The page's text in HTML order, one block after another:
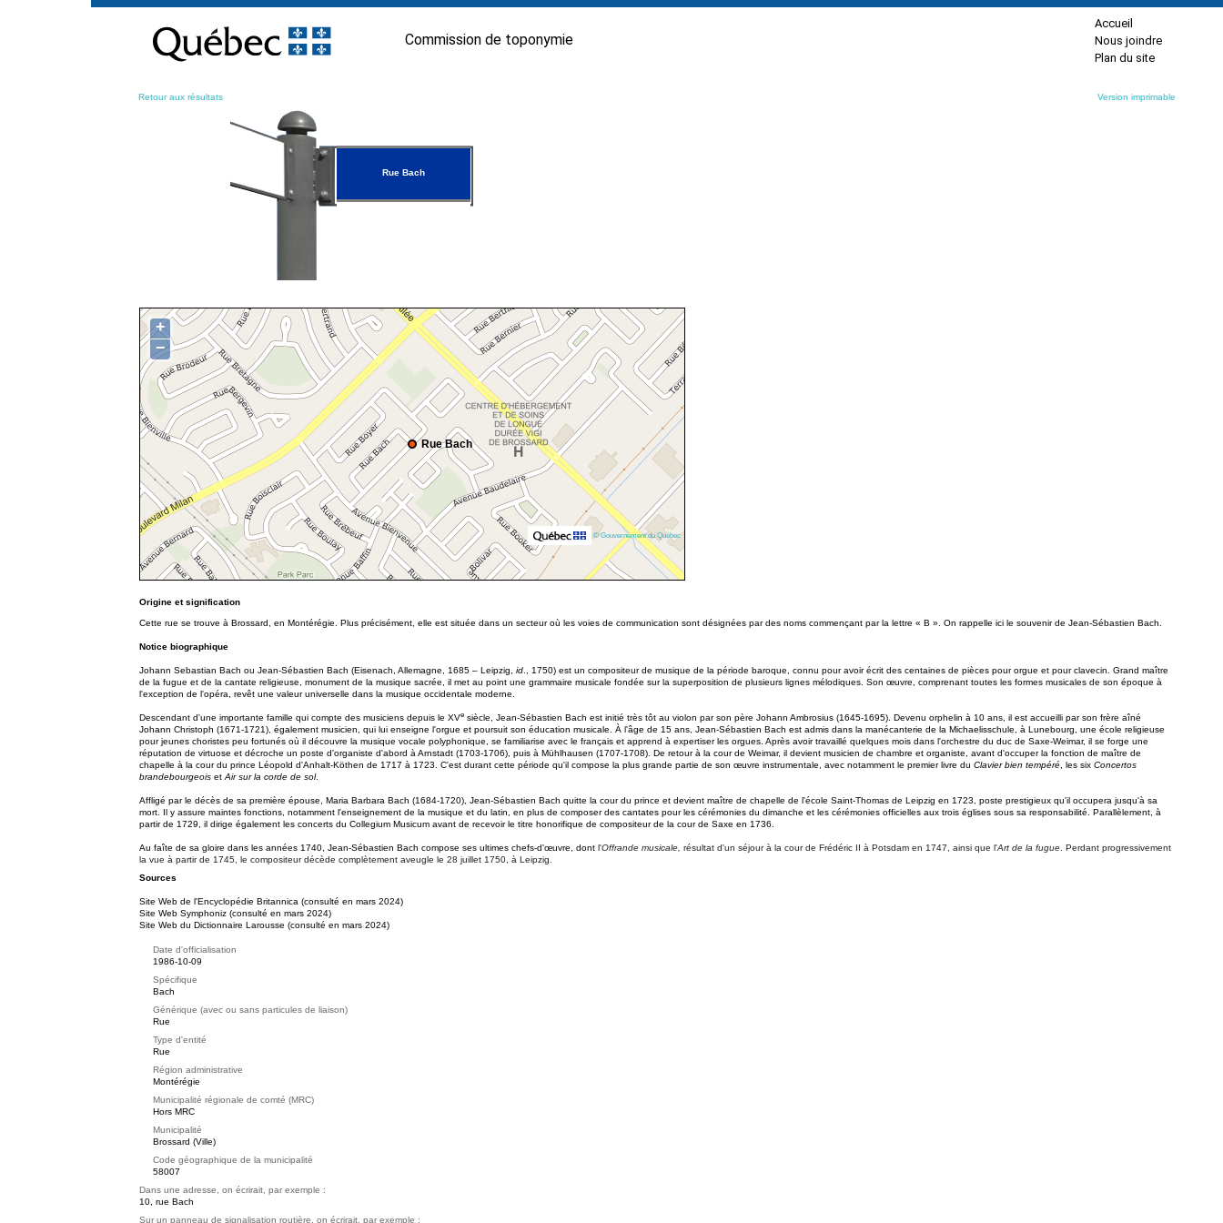
contenu
Commission de toponymie
Accueil
Nous joindre
Plan du site
Retour aux résultats Version imprimable
Rue Bach
Rue Bach
+
−
© Gouvernement du Québec
Origine et signification
Cette rue se trouve à Brossard, en Montérégie. Plus précisément, elle est située dans un secteur où les voies de communication sont désignées par des noms commençant par la lettre « B ». On rappelle ici le souvenir de Jean-Sébastien Bach.
Notice biographique
Johann Sebastian Bach ou Jean-Sébastien Bach (Eisenach, Allemagne, 1685 – Leipzig, id ., 1750) est un compositeur de musique de la période baroque, connu pour avoir écrit des centaines de pièces pour orgue et pour clavecin. Grand maître
de la fugue et de la cantate religieuse, monument de la musique sacrée, il met au point une grammaire musicale fondée sur la superposition de plusieurs lignes mélodiques. Son œuvre, comprenant toutes les formes musicales de son époque à
l'exception de l'opéra, revêt une valeur universelle dans la musique occidentale moderne.
Descendant d'une importante famille qui compte des musiciens depuis le XVe siècle, Jean-Sébastien Bach est initié très tôt au violon par son père Johann Ambrosius (1645-1695). Devenu orphelin à 10 ans, il est accueilli par son frère aîné
Johann Christoph (1671-1721), également musicien, qui lui enseigne l'orgue et poursuit son éducation musicale. À l'âge de 15 ans, Jean-Sébastien Bach est admis dans la manécanterie de la Michaelisschule, à Lunebourg, une école religieuse
pour jeunes choristes peu fortunés où il découvre la musique vocale polyphonique, se familiarise avec le français et apprend à expertiser les orgues. Après avoir travaillé quelques mois dans l'orchestre du duc de Saxe-Weimar, il se forge une
réputation de virtuose et décroche un poste d'organiste d'abord à Arnstadt (1703-1706), puis à Mühlhausen (1707-1708). De retour à la cour de Weimar, il devient musicien de chambre et organiste, avant d'occuper la fonction de maître de
chapelle à la cour du prince Léopold d'Anhalt-Köthen de 1717 à 1723. C'est durant cette période qu'il compose la plus grande partie de son œuvre instrumentale, avec notamment le premier livre du Clavier bien tempéré , les six Concertos
brandebourgeois et Air sur la corde de sol.
Affligé par le décès de sa première épouse, Maria Barbara Bach (1684-1720), Jean-Sébastien Bach quitte la cour du prince et devient maître de chapelle de l'école Saint-Thomas de Leipzig en 1723, poste prestigieux qu'il occupera jusqu'à sa
mort. Il y assure maintes fonctions, notamment l'enseignement de la musique et du latin, en plus de composer des cantates pour les cérémonies du dimanche et les cérémonies officielles aux trois églises sous sa responsabilité. Parallèlement, à
partir de 1729, il dirige également les concerts du Collegium Musicum avant de recevoir le titre honorifique de compositeur de la cour de Saxe en 1736.
Au faîte de sa gloire dans les années 1740, Jean-Sébastien Bach compose ses ultimes chefs-d'œuvre, dont l'Offrande musicale, résultat d'un séjour à la cour de Frédéric II à Potsdam en 1747, ainsi que l'Art de la fugue . Perdant progressivement
la vue à partir de 1745, le compositeur décède complètement aveugle le 28 juillet 1750, à Leipzig.
Sources
Site Web de l'Encyclopédie Britannica (consulté en mars 2024)
Site Web Symphoniz (consulté en mars 2024)
Site Web du Dictionnaire Larousse (consulté en mars 2024)
Date d'officialisation
1986-10-09
Spécifique
Bach
Générique (avec ou sans particules de liaison)
Rue
Type d'entité
Rue
Région administrative
Montérégie
Municipalité régionale de comté (MRC)
Hors MRC
Municipalité
Brossard (Ville)
Code géographique de la municipalité
58007
Dans une adresse, on écrirait, par exemple :
10, rue Bach
Sur un panneau de signalisation routière, on écrirait, par exemple :